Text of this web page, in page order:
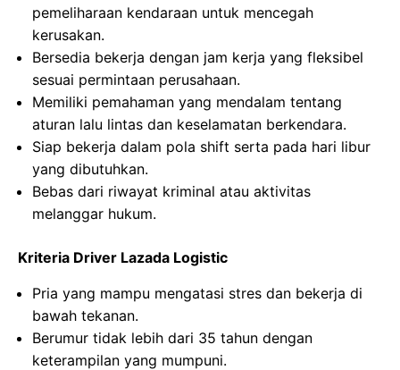
pemeliharaan kendaraan untuk mencegah
kerusakan.
Bersedia bekerja dengan jam kerja yang fleksibel
sesuai permintaan perusahaan.
Memiliki pemahaman yang mendalam tentang
aturan lalu lintas dan keselamatan berkendara.
Siap bekerja dalam pola shift serta pada hari libur
yang dibutuhkan.
Bebas dari riwayat kriminal atau aktivitas
melanggar hukum.
Kriteria Driver Lazada Logistic
Pria yang mampu mengatasi stres dan bekerja di
bawah tekanan.
Berumur tidak lebih dari 35 tahun dengan
keterampilan yang mumpuni.